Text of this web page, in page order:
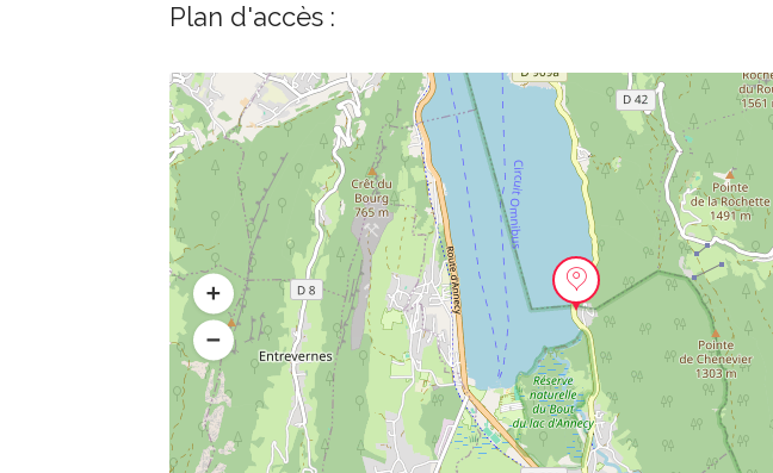
Plan d'accès :